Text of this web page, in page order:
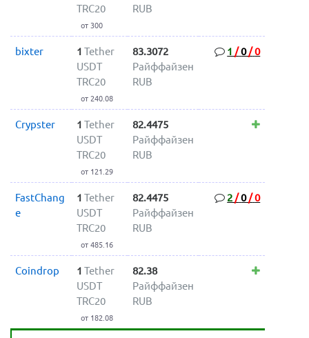
TRC20
от 300
RUB
bixter 1 Tether
USDT
TRC20
от 240.08
83.3072
Райффайзен
RUB
1 /0/0
Crypster 1 Tether
USDT
TRC20
от 121.29
82.4475
Райффайзен
RUB
FastChang
e
1 Tether
USDT
TRC20
от 485.16
82.4475
Райффайзен
RUB
2 /0/0
Coindrop 1 Tether
USDT
TRC20
от 182.08
82.38
Райффайзен
RUB